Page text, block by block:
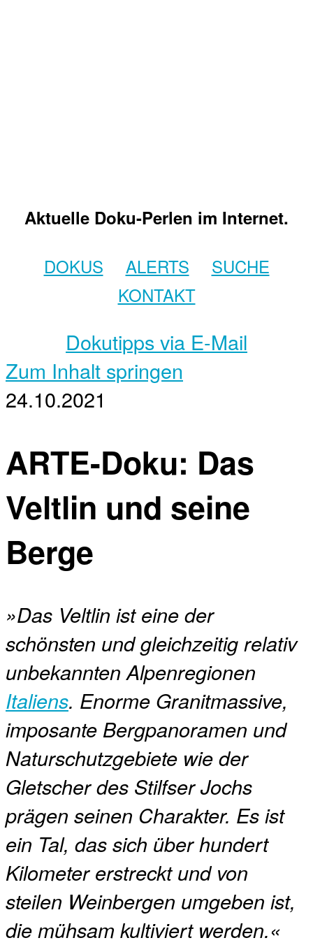
Aktuelle Doku-Perlen im Internet.
DOKUS ALERTS
SUCHE
KONTAKT
Dokutipps via E-Mail
Zum Inhalt springen
24.10.2021
ARTE-Doku: Das
Veltlin und seine
Berge
»Das Veltlin ist eine der
schönsten und gleichzeitig relativ
unbekannten Alpenregionen
Italiens. Enorme Granitmassive,
imposante Bergpanoramen und
Naturschutzgebiete wie der
Gletscher des Stilfser Jochs
prägen seinen Charakter. Es ist
ein Tal, das sich über hundert
Kilometer erstreckt und von
steilen Weinbergen umgeben ist,
die mühsam kultiviert werden.«